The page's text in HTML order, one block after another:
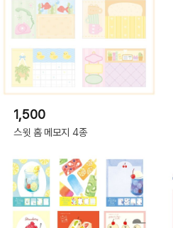
1,500
스윗 홈 메모지 4종